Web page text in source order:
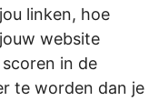
linken, hoe
website
in de
te worden dan je